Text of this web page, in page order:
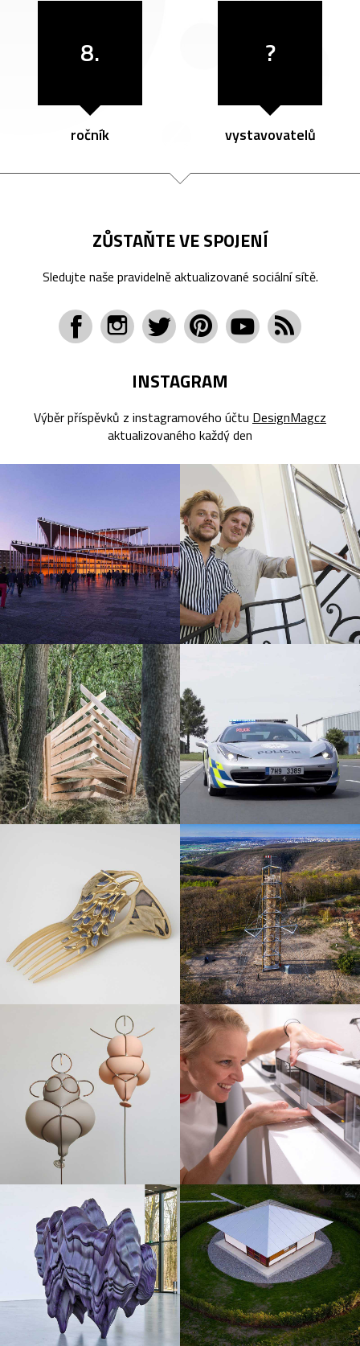
8.
ročník
?
vystavovatelů
ZŮSTAŇTE VE SPOJENÍ
Sledujte naše pravidelně aktualizované sociální sítě.
INSTAGRAM
Výběr příspěvků z instagramového účtu DesignMagcz
aktualizovaného každý den